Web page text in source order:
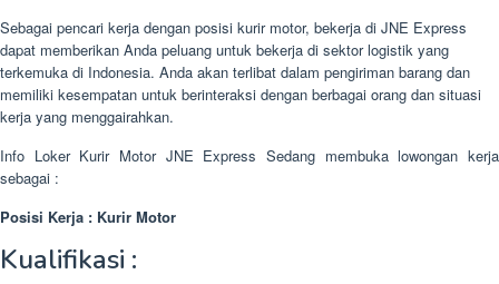
Sebagai pencari kerja dengan posisi kurir motor, bekerja di JNE Express
dapat memberikan Anda peluang untuk bekerja di sektor logistik yang
terkemuka di Indonesia. Anda akan terlibat dalam pengiriman barang dan
memiliki kesempatan untuk berinteraksi dengan berbagai orang dan situasi
kerja yang menggairahkan.
Info Loker Kurir Motor JNE Express Sedang membuka lowongan kerja
sebagai :
Posisi Kerja : Kurir Motor
Kualifikasi :